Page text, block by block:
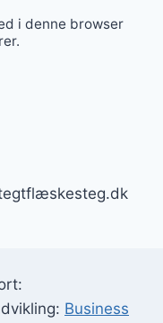
i denne browser
Business